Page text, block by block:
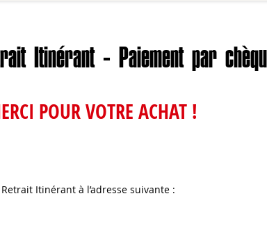
Itinérant - Paiement par
POUR VOTRE ACHAT !
Itinérant à l’adresse suivante :